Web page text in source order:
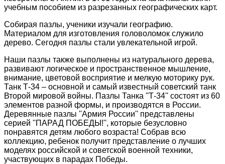
учебным пособием из разрезанных географических карт.
Собирая пазлы, ученики изучали географию.
Материалом для изготовления головоломок служило
дерево. Сегодня пазлы стали увлекательной игрой.
Наши пазлы также выполнены из натурального дерева,
развивают логическое и пространственное мышление,
внимание, цветовой восприятие и мелкую моторику рук.
Танк Т-34 – основной и самый известный советский танк
Второй мировой войны. Пазлы Танка ''Т-34'' состоят из 60
элементов разной формы, и производятся в России.
Деревянные пазлы ''Армия России'' представлены
серией ''ПАРАД ПОБЕДЫ!'', которые безусловно
понравятся детям любого возраста! Собрав всю
коллекцию, ребенок получит представление о лучших
моделях российской и советской военной техники,
участвующих в парадах Победы.